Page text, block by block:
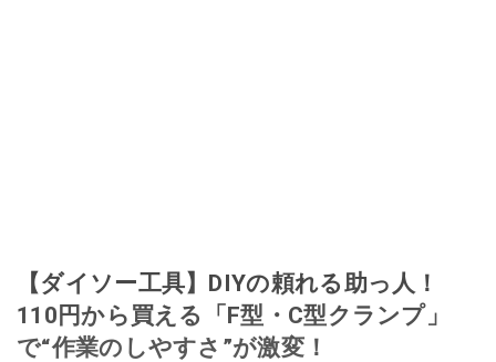
【ダイソー工具】DIYの頼れる助っ人！
110円から買える「F型・C型クランプ」
で“作業のしやすさ”が激変！